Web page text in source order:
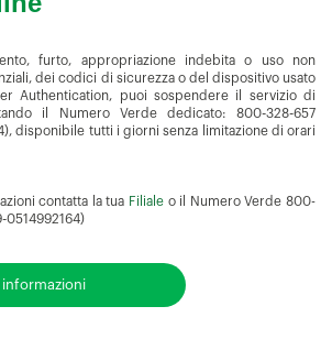
furto, appropriazione indebita o uso non
dei codici di sicurezza o del dispositivo usato
Authentication, puoi sospendere il servizio di
il Numero Verde dedicato: 800-328-657
disponibile tutti i giorni senza limitazione di orari
contatta la tua Filiale o il Numero Verde 800-
0514992164)
informazioni